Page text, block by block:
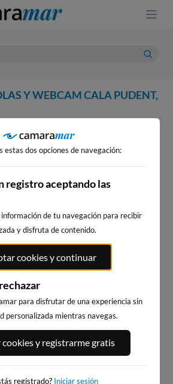
Y WEBCAM CALA PUDENT,
METEOROLOGÍA
PUDENT, SON
CERCANAS
PLAYA EL MASNOU
0.0 m CHOPI
estas dos opciones de navegación:
registro aceptando las
de tu navegación para recibir
y disfruta de contenido.
cookies y continuar
para disfrutar de una experiencia sin
personalizada mientras navegas.
cookies y registrarme gratis
registrado? Iniciar sesión